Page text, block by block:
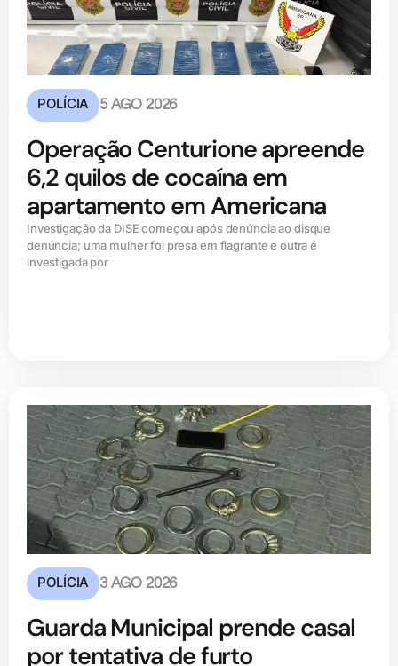
POLÍCIA 5 AGO 2026
Operação Centurione apreende
6,2 quilos de cocaína em
apartamento em Americana
Investigação da DISE começou após denúncia ao disque
denúncia; uma mulher foi presa em flagrante e outra é
investigada por
POLÍCIA 3 AGO 2026
Guarda Municipal prende casal
por tentativa de furto